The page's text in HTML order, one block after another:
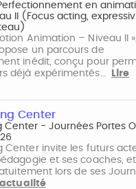
en
II (Focus acting,
Animation – Niveau II »,
un parcours de
inédit, conçu pour
déjà expérimentés…
Lire
Center
Center - Journées Portes
Center invite les futurs
et ses coaches,
lors de ses